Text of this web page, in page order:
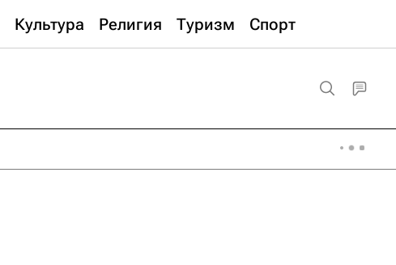
Культура Религия Туризм Спорт